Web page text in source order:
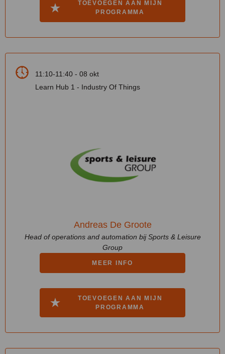
TOEVOEGEN AAN MIJN
PROGRAMMA
11:10-11:40 - 08 okt
Learn Hub 1 - Industry Of Things
Andreas De Groote
Head of operations and automation bij Sports & Leisure
Group
MEER INFO
TOEVOEGEN AAN MIJN
PROGRAMMA